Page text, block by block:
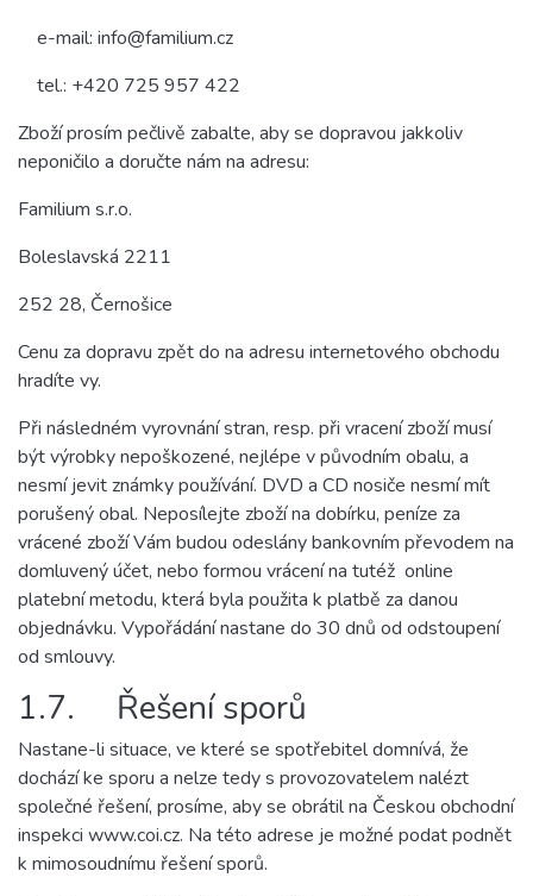
e-mail: info@familium.cz
tel.: +420 725 957 422
Zboží prosím pečlivě zabalte, aby se dopravou jakkoliv
neponičilo a doručte nám na adresu:
Familium s.r.o.
Boleslavská 2211
252 28, Černošice
Cenu za dopravu zpět do na adresu internetového obchodu
hradíte vy.
Při následném vyrovnání stran, resp. při vracení zboží musí
být výrobky nepoškozené, nejlépe v původním obalu, a
nesmí jevit známky používání. DVD a CD nosiče nesmí mít
porušený obal. Neposílejte zboží na dobírku, peníze za
vrácené zboží Vám budou odeslány bankovním převodem na
domluvený účet, nebo formou vrácení na tutéž online
platební metodu, která byla použita k platbě za danou
objednávku. Vypořádání nastane do 30 dnů od odstoupení
od smlouvy.
1.7. Řešení sporů
Nastane-li situace, ve které se spotřebitel domnívá, že
dochází ke sporu a nelze tedy s provozovatelem nalézt
společné řešení, prosíme, aby se obrátil na Českou obchodní
inspekci www.coi.cz. Na této adrese je možné podat podnět
k mimosoudnímu řešení sporů.